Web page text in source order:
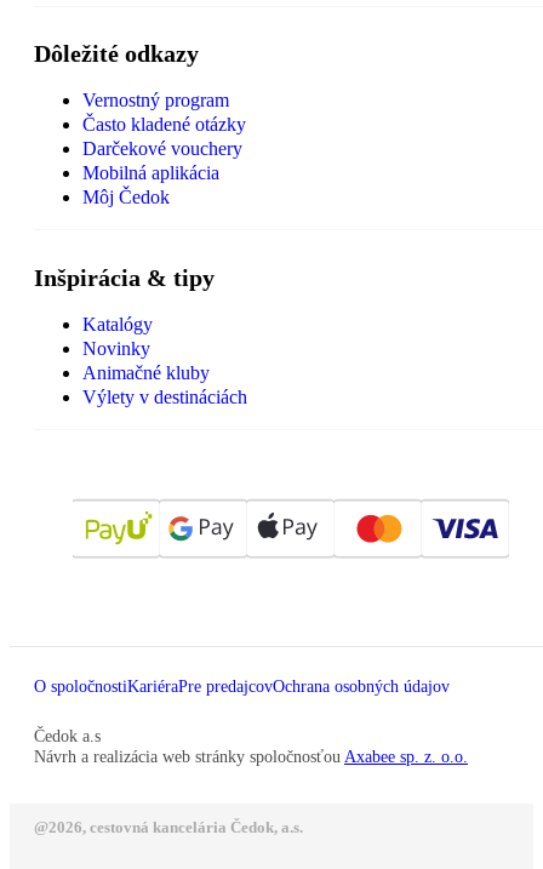
Dôležité odkazy
Vernostný program
Často kladené otázky
Darčekové vouchery
Mobilná aplikácia
Môj Čedok
Inšpirácia & tipy
Katalógy
Novinky
Animačné kluby
Výlety v destináciách
O spoločnostiKariéraPre predajcovOchrana osobných údajov
Čedok a.s
Návrh a realizácia web stránky spoločnosťou Axabee sp. z. o.o.
@2026, cestovná kancelária Čedok, a.s.